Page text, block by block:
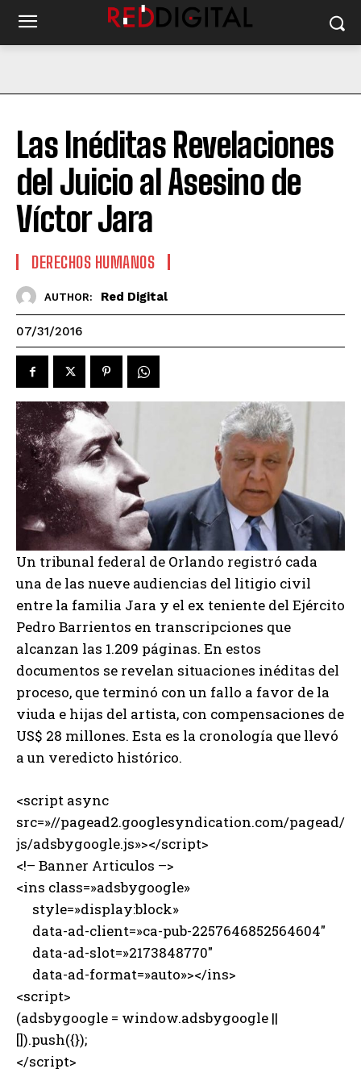
Las Inéditas Revelaciones
del Juicio al Asesino de
Víctor Jara
DERECHOS HUMANOS
AUTHOR: Red Digital
07/31/2016
Un tribunal federal de Orlando registró cada
una de las nueve audiencias del litigio civil
entre la familia Jara y el ex teniente del Ejército
Pedro Barrientos en transcripciones que
alcanzan las 1.209 páginas. En estos
documentos se revelan situaciones inéditas del
proceso, que terminó con un fallo a favor de la
viuda e hijas del artista, con compensaciones de
US$ 28 millones. Esta es la cronología que llevó
a un veredicto histórico.
<script async
src=»//pagead2.googlesyndication.com/pagead/
js/adsbygoogle.js»></script>
<!– Banner Articulos –>
<ins class=»adsbygoogle»
style=»display:block»
data-ad-client=»ca-pub-2257646852564604″
data-ad-slot=»2173848770″
data-ad-format=»auto»></ins>
<script>
(adsbygoogle = window.adsbygoogle ||
[]).push({});
</script>